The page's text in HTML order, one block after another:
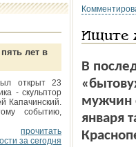
лет в
открыт 23
- скульптор
Капачинский.
событию,
прочитать
за сегодня
Ищите
В
мужчин
января